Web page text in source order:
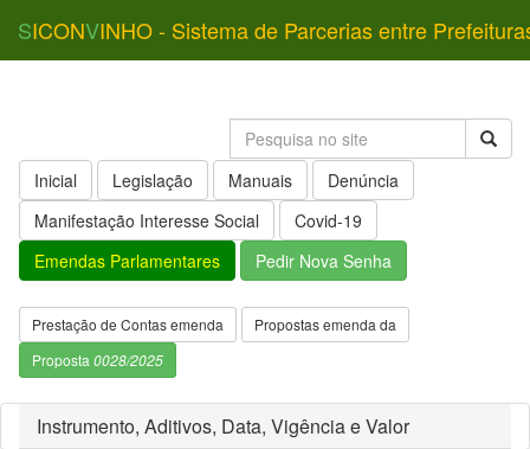
SICONVINHO - Sistema de Parcerias entre
Inicial Legislação Manuais
Denúncia
Manifestação Interesse Social
Covid-19
Emendas Parlamentares
Pedir Nova Senha
Prestação de Contas emenda
Propostas emenda da
Proposta 0028/2025
Instrumento, Aditivos, Data, Vigência e Valor